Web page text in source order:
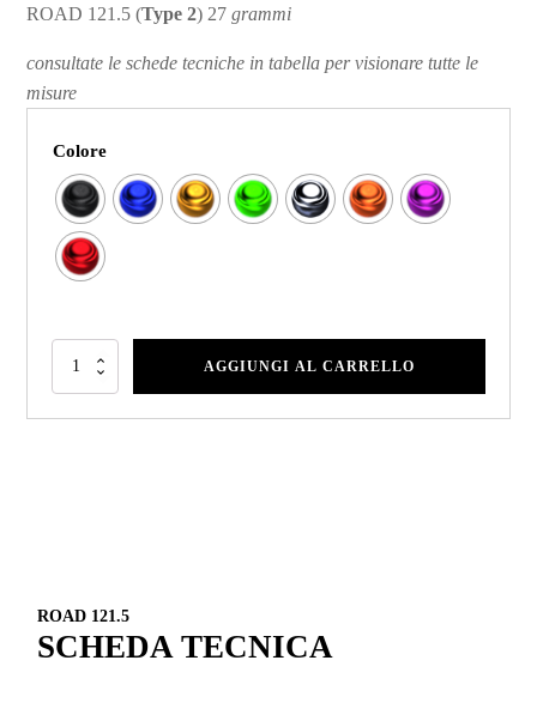
ROAD 121.5 (Type 2) 27grammi
consultate le schede tecniche in tabella per visionare tutte le
misure
Colore
AGGIUNGI AL CARRELLO
ROAD 121.5
SCHEDA TECNICA